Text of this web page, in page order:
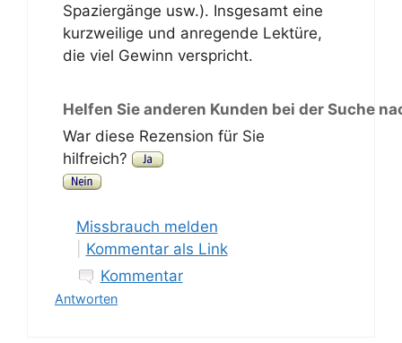
Spaziergänge usw.). Insgesamt eine
kurzweilige und anregende Lektüre,
die viel Gewinn verspricht.
Helfen Sie anderen Kunden bei der Suche
War diese Rezension für Sie
hilfreich?
Missbrauch melden
Kommentar als Link
Kommentar
Antworten